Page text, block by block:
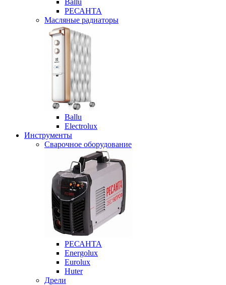
Ballu
РЕСАНТА
Масляные радиаторы
Ballu
Electrolux
Инструменты
Сварочное оборудование
РЕСАНТА
Energolux
Eurolux
Huter
Дрели